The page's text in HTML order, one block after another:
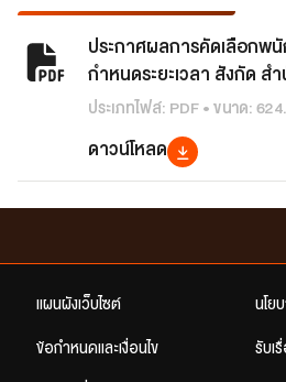
ประกาศผลการคัดเลือกพ
กำหนดระยะเวลา สังกัด ส
ประเภทไฟล์: PDF • ขนาด:
ดาวน์โหลด
แผนผังเว็บไซต์ นโย
ข้อกำหนดและเงื่อนไข รับเ